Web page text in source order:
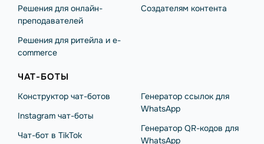
Решения для онлайн-
преподавателей
Решения для ритейла и e-
commerce
Создателям контента
ЧАТ-БОТЫ
Конструктор чат-ботов
Instagram чат-боты
Чат-бот в TikTok
Генератор ссылок для
WhatsApp
Генератор QR-кодов для
WhatsApp